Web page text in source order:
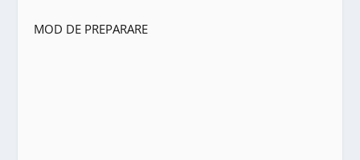
MOD DE PREPARARE